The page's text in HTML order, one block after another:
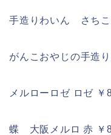
手造りわいん さち
がんこおやじの手造
メルローロゼ ロゼ ￥
蝶 大阪メルロ 赤 ￥